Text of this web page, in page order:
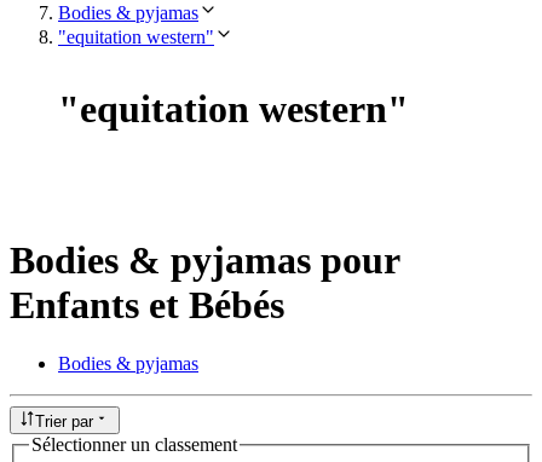
Bodies & pyjamas
"equitation western"
"equitation western"
Bodies & pyjamas pour
Enfants et Bébés
Bodies & pyjamas
Trier par
Sélectionner un classement